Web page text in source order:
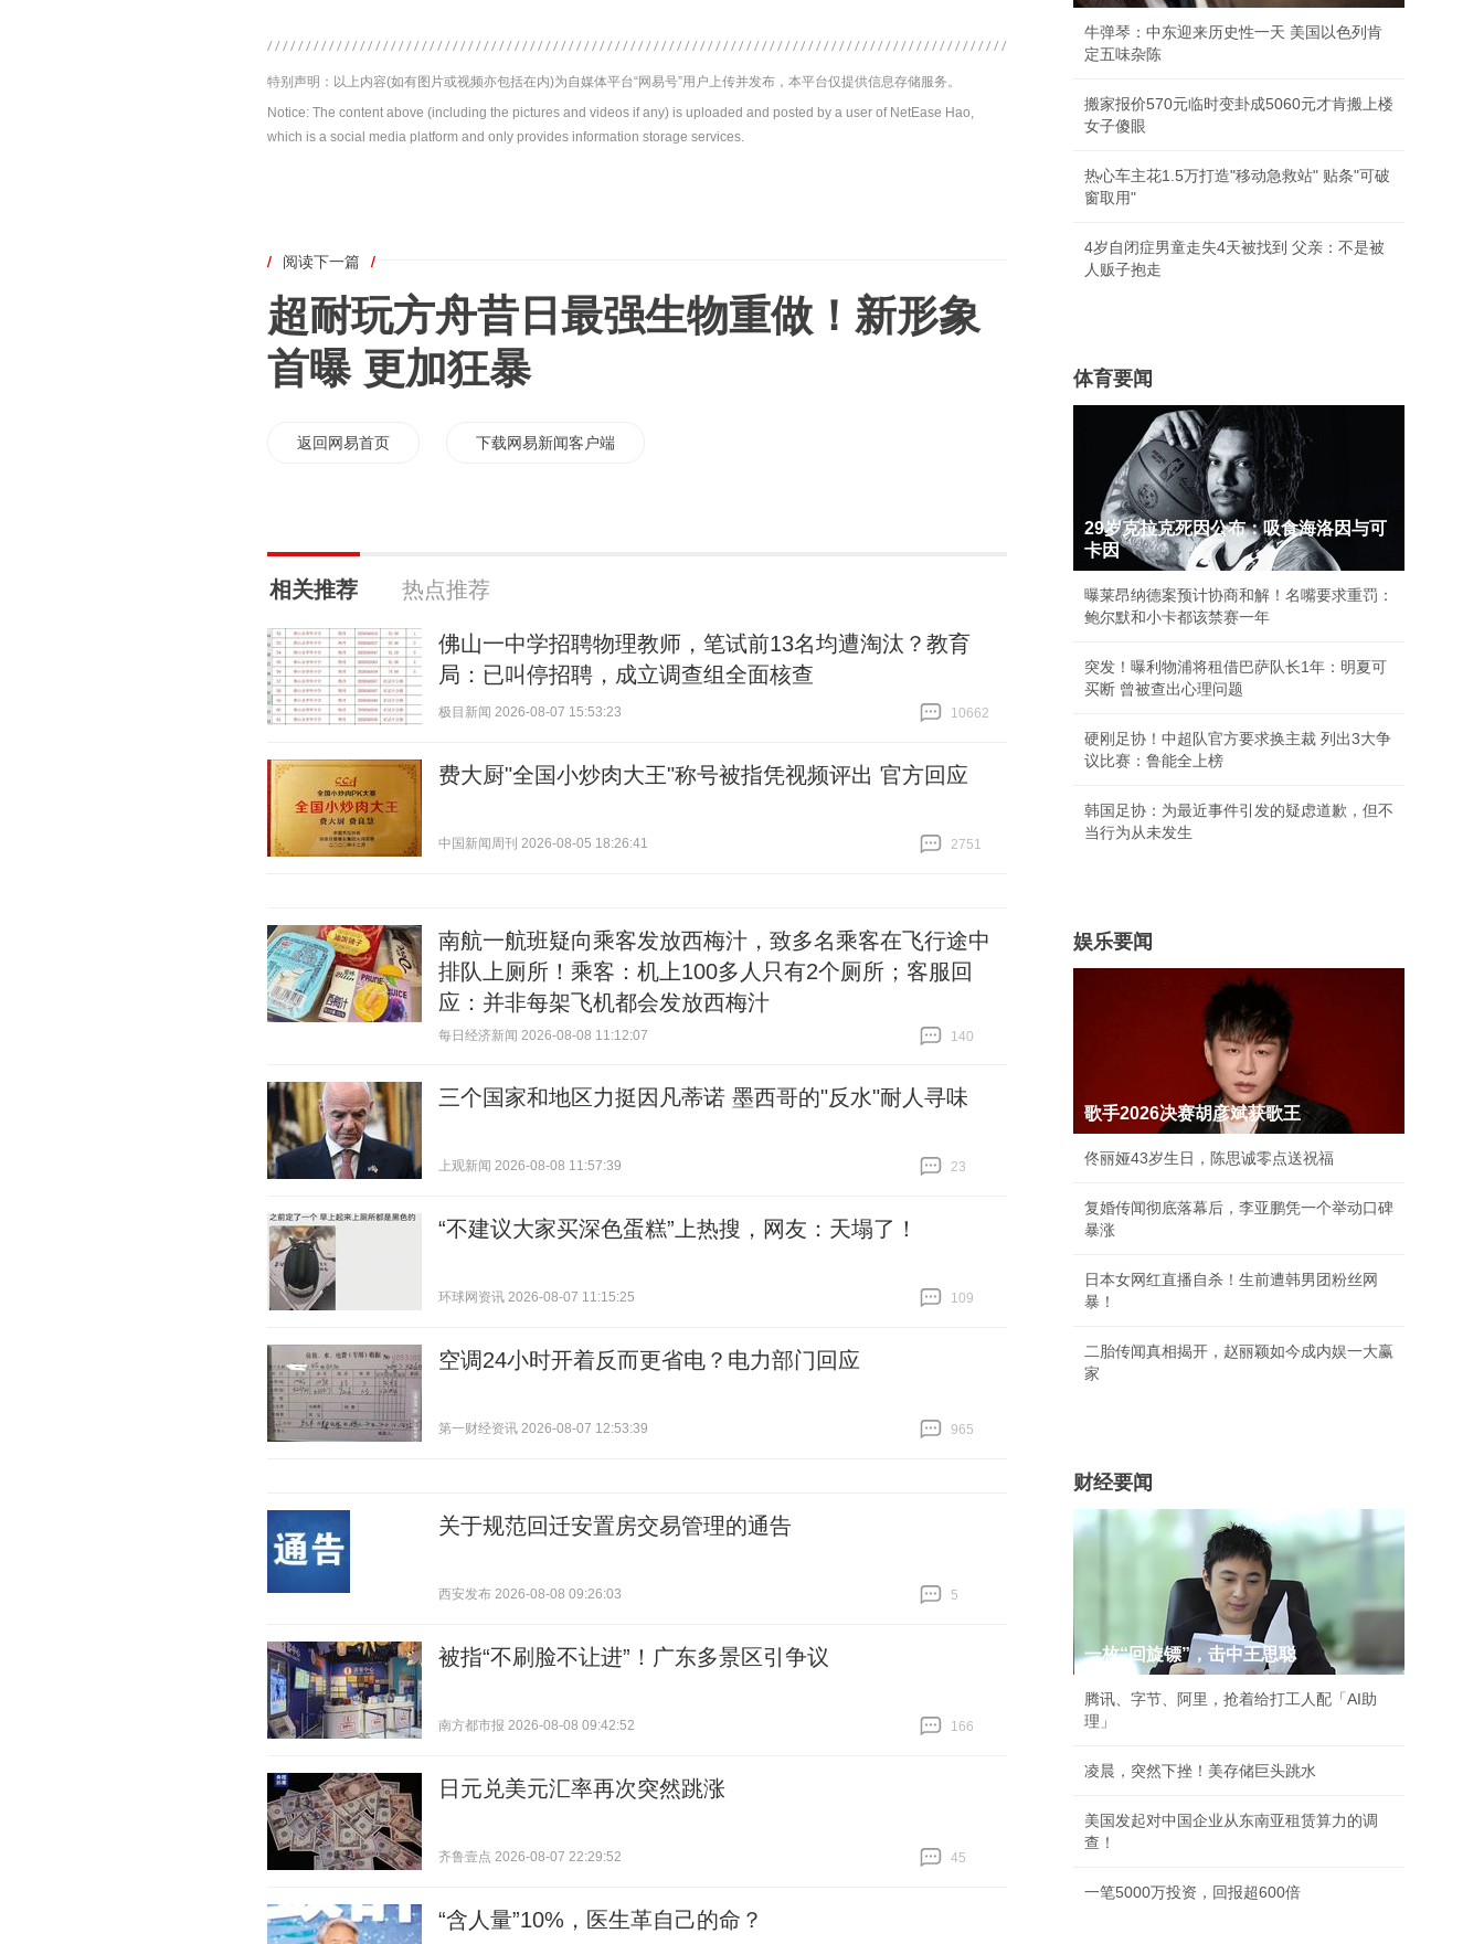
特别声明：以上内容(如有图片或视频亦包括在内)为自媒体平台“网易号”用户上传并发布，本平台仅提供信息存储服务。
Notice: The content above (including the pictures and videos if any) is uploaded and posted by a user of NetEase Hao,
which is a social media platform and only provides information storage services.
/ 阅读下一篇 /
超耐玩方舟昔日最强生物重做！新形象
首曝 更加狂暴
返回网易首页 下载网易新闻客户端
相关推荐 热点推荐
佛山一中学招聘物理教师，笔试前13名均遭淘汰？教育
局：已叫停招聘，成立调查组全面核查
极目新闻 2026-08-07 15:53:23
10662
费大厨"全国小炒肉大王"称号被指凭视频评出 官方回应
中国新闻周刊 2026-08-05 18:26:41
2751
南航一航班疑向乘客发放西梅汁，致多名乘客在飞行途中
排队上厕所！乘客：机上100多人只有2个厕所；客服回
应：并非每架飞机都会发放西梅汁
每日经济新闻 2026-08-08 11:12:07
140
三个国家和地区力挺因凡蒂诺 墨西哥的"反水"耐人寻味
上观新闻 2026-08-08 11:57:39
23
“不建议大家买深色蛋糕”上热搜，网友：天塌了！
环球网资讯 2026-08-07 11:15:25
109
空调24小时开着反而更省电？电力部门回应
第一财经资讯 2026-08-07 12:53:39
965
关于规范回迁安置房交易管理的通告
西安发布 2026-08-08 09:26:03
5
被指“不刷脸不让进”！广东多景区引争议
南方都市报 2026-08-08 09:42:52
166
日元兑美元汇率再次突然跳涨
齐鲁壹点 2026-08-07 22:29:52
45
“含人量”10%，医生革自己的命？
牛弹琴：中东迎来历史性一天 美国以色列肯
定五味杂陈
搬家报价570元临时变卦成5060元才肯搬上楼
女子傻眼
热心车主花1.5万打造"移动急救站" 贴条"可破
窗取用"
4岁自闭症男童走失4天被找到 父亲：不是被
人贩子抱走
体育要闻
29岁克拉克死因公布：吸食海洛因与可
卡因
曝莱昂纳德案预计协商和解！名嘴要求重罚：
鲍尔默和小卡都该禁赛一年
突发！曝利物浦将租借巴萨队长1年：明夏可
买断 曾被查出心理问题
硬刚足协！中超队官方要求换主裁 列出3大争
议比赛：鲁能全上榜
韩国足协：为最近事件引发的疑虑道歉，但不
当行为从未发生
娱乐要闻
歌手2026决赛胡彦斌获歌王
佟丽娅43岁生日，陈思诚零点送祝福
复婚传闻彻底落幕后，李亚鹏凭一个举动口碑
暴涨
日本女网红直播自杀！生前遭韩男团粉丝网
暴！
二胎传闻真相揭开，赵丽颖如今成内娱一大赢
家
财经要闻
一枚“回旋镖”，击中王思聪
腾讯、字节、阿里，抢着给打工人配「AI助
理」
凌晨，突然下挫！美存储巨头跳水
美国发起对中国企业从东南亚租赁算力的调
查！
一笔5000万投资，回报超600倍